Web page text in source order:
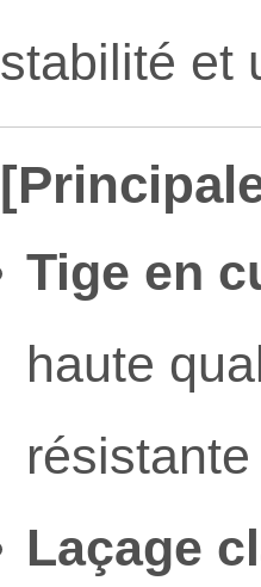
stabilité et
Tige en
haute
Laçage